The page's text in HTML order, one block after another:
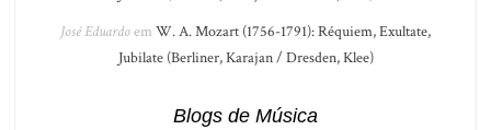
José Eduardoem W. A. Mozart (1756-1791): Réquiem, Exultate,
Jubilate (Berliner, Karajan / Dresden, Klee)
Blogs de Música